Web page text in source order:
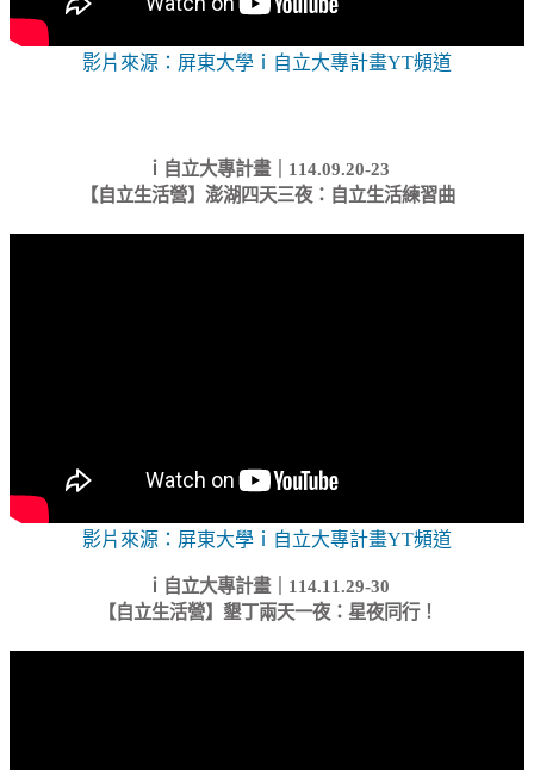
影片來源：屏東大學ｉ自立大專計畫YT頻道
ｉ自立大專計畫｜114.09.20-23
【自立生活營】澎湖四天三夜：自立生活練習曲
影片來源：屏東大學ｉ自立大專計畫YT頻道
ｉ自立大專計畫｜114.11.29-30
【自立生活營】墾丁兩天一夜：星夜同行！